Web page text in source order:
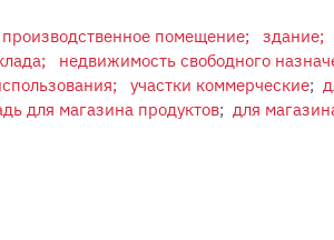
производственное помещение;
здание;
недвижимость свободного
участки коммерческие;
для магазина продуктов; для